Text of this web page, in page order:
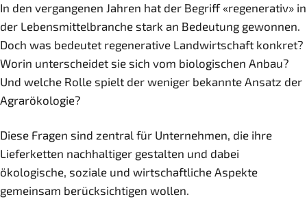
In den vergangenen Jahren hat der Begriff «regenerativ» in
der Lebensmittelbranche stark an Bedeutung gewonnen.
Doch was bedeutet regenerative Landwirtschaft konkret?
Worin unterscheidet sie sich vom biologischen Anbau?
Und welche Rolle spielt der weniger bekannte Ansatz der
Agrarökologie?
Diese Fragen sind zentral für Unternehmen, die ihre
Lieferketten nachhaltiger gestalten und dabei
ökologische, soziale und wirtschaftliche Aspekte
gemeinsam berücksichtigen wollen.